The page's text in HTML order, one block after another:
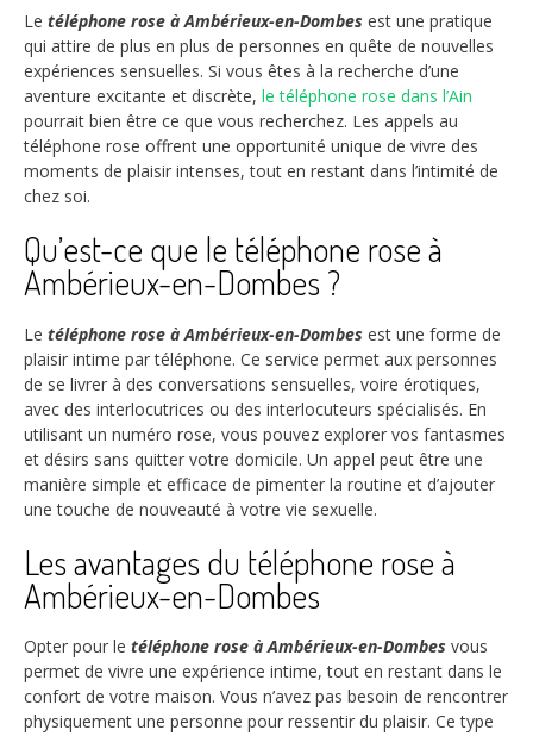
Le téléphone rose à Ambérieux-en-Dombes est une pratique
qui attire de plus en plus de personnes en quête de nouvelles
expériences sensuelles. Si vous êtes à la recherche d’une
aventure excitante et discrète, le téléphone rose dans l’Ain
pourrait bien être ce que vous recherchez. Les appels au
téléphone rose offrent une opportunité unique de vivre des
moments de plaisir intenses, tout en restant dans l’intimité de
chez soi.
Qu’est-ce que le téléphone rose à
Ambérieux-en-Dombes ?
Le téléphone rose à Ambérieux-en-Dombes est une forme de
plaisir intime par téléphone. Ce service permet aux personnes
de se livrer à des conversations sensuelles, voire érotiques,
avec des interlocutrices ou des interlocuteurs spécialisés. En
utilisant un numéro rose, vous pouvez explorer vos fantasmes
et désirs sans quitter votre domicile. Un appel peut être une
manière simple et efficace de pimenter la routine et d’ajouter
une touche de nouveauté à votre vie sexuelle.
Les avantages du téléphone rose à
Ambérieux-en-Dombes
Opter pour le téléphone rose à Ambérieux-en-Dombes vous
permet de vivre une expérience intime, tout en restant dans le
confort de votre maison. Vous n’avez pas besoin de rencontrer
physiquement une personne pour ressentir du plaisir. Ce type